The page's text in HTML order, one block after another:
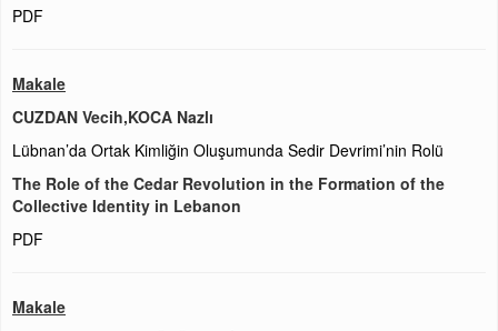
PDF
Makale
CUZDAN Vecih,KOCA Nazlı
Lübnan’da Ortak Kimliğin Oluşumunda Sedir Devrimi’nin Rolü
The Role of the Cedar Revolution in the Formation of the
Collective Identity in Lebanon
PDF
Makale